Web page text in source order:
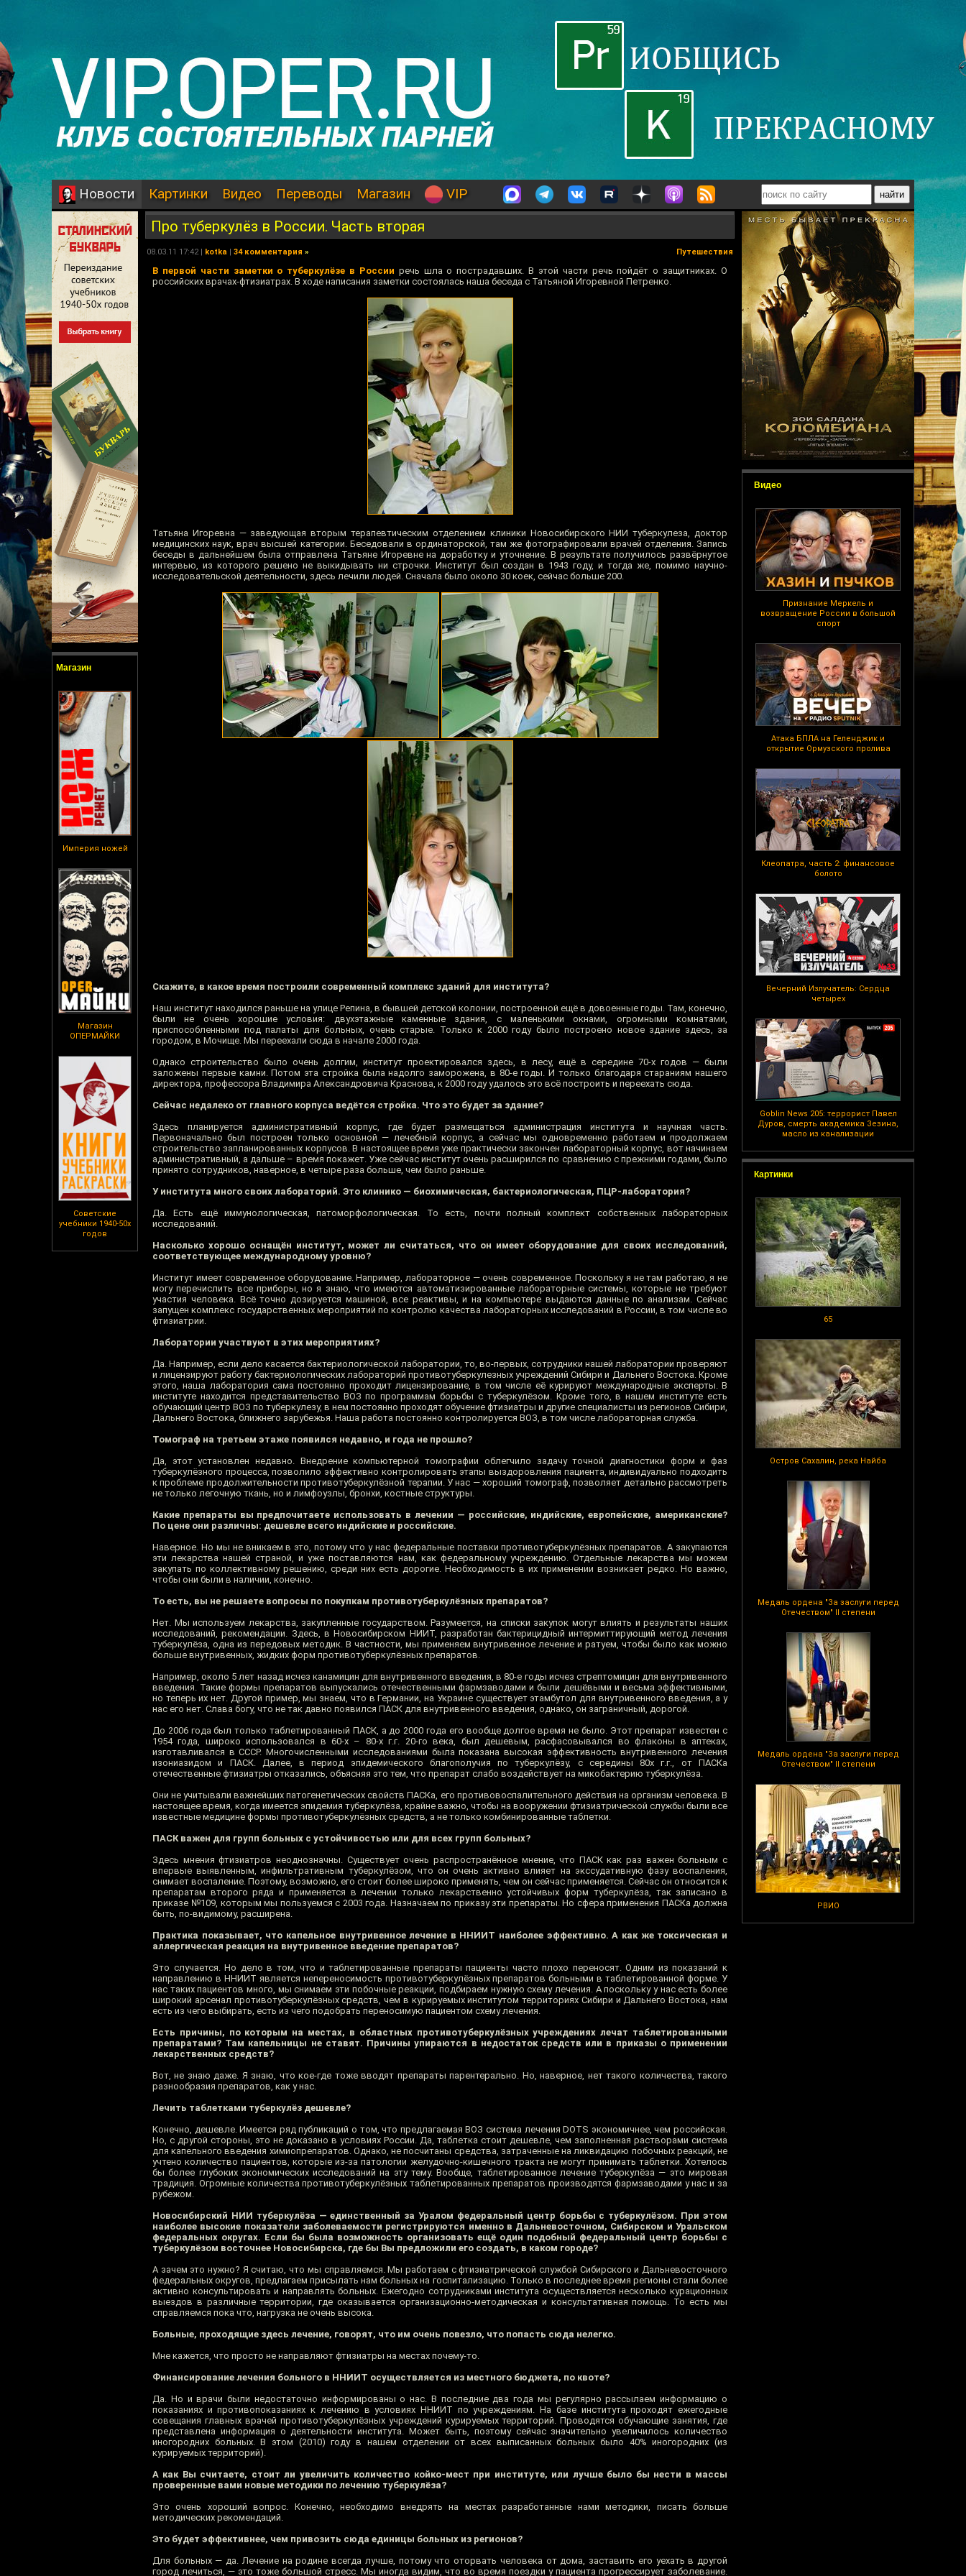
Новости Картинки Видео Переводы Магазин VIP
Магазин
Империя ножей
Магазин
ОПЕРМАЙКИ
Советские
учебники 1940-50х
годов
Видео
Признание Меркель и
возвращение России в большой
спорт
Атака БПЛА на Геленджик и
открытие Ормузского пролива
Клеопатра, часть 2: финансовое
болото
Вечерний Излучатель: Сердца
четырех
Goblin News 205: террорист Павел
Дуров, смерть академика Зезина,
масло из канализации
Картинки
65
Остров Сахалин, река Найба
Медаль ордена "За заслуги перед
Отечеством" II степени
Медаль ордена "За заслуги перед
Отечеством" II степени
РВИО
Про туберкулёз в России. Часть вторая
08.03.11 17:42 | kotka | 34 комментария » Путешествия
В первой части заметки о туберкулёзе в России речь шла о пострадавших. В этой части речь пойдёт о защитниках. О
российских врачах-фтизиатрах. В ходе написания заметки состоялась наша беседа с Татьяной Игоревной Петренко.
Татьяна Игоревна — заведующая вторым терапевтическим отделением клиники Новосибирского НИИ туберкулеза, доктор
медицинских наук, врач высшей категории. Беседовали в ординаторской, там же фотографировали врачей отделения. Запись
беседы в дальнейшем была отправлена Татьяне Игоревне на доработку и уточнение. В результате получилось развёрнутое
интервью, из которого решено не выкидывать ни строчки. Институт был создан в 1943 году, и тогда же, помимо научно-
исследовательской деятельности, здесь лечили людей. Сначала было около 30 коек, сейчас больше 200.
Скажите, в какое время построили современный комплекс зданий для института?
Наш институт находился раньше на улице Репина, в бывшей детской колонии, построенной ещё в довоенные годы. Там, конечно,
были не очень хорошие условия: двухэтажные каменные здания, с маленькими окнами, огромными комнатами,
приспособленными под палаты для больных, очень старые. Только к 2000 году было построено новое здание здесь, за
городом, в Мочище. Мы переехали сюда в начале 2000 года.
Однако строительство было очень долгим, институт проектировался здесь, в лесу, ещё в середине 70-х годов — были
заложены первые камни. Потом эта стройка была надолго заморожена, в 80-е годы. И только благодаря стараниям нашего
директора, профессора Владимира Александровича Краснова, к 2000 году удалось это всё построить и переехать сюда.
Сейчас недалеко от главного корпуса ведётся стройка. Что это будет за здание?
Здесь планируется административный корпус, где будет размещаться администрация института и научная часть.
Первоначально был построен только основной — лечебный корпус, а сейчас мы одновременно работаем и продолжаем
строительство запланированных корпусов. В настоящее время уже практически закончен лабораторный корпус, вот начинаем
административный, а дальше – время покажет. Уже сейчас институт очень расширился по сравнению с прежними годами, было
принято сотрудников, наверное, в четыре раза больше, чем было раньше.
У института много своих лабораторий. Это клинико — биохимическая, бактериологическая, ПЦР-лаборатория?
Да. Есть ещё иммунологическая, патоморфологическая. То есть, почти полный комплект собственных лабораторных
исследований.
Насколько хорошо оснащён институт, может ли считаться, что он имеет оборудование для своих исследований,
соответствующее международному уровню?
Институт имеет современное оборудование. Например, лабораторное — очень современное. Поскольку я не там работаю, я не
могу перечислить все приборы, но я знаю, что имеются автоматизированные лабораторные системы, которые не требуют
участия человека. Всё точно дозируется машиной, все реактивы, и на компьютере выдаются данные по анализам. Сейчас
запущен комплекс государственных мероприятий по контролю качества лабораторных исследований в России, в том числе во
фтизиатрии.
Лаборатории участвуют в этих мероприятиях?
Да. Например, если дело касается бактериологической лаборатории, то, во-первых, сотрудники нашей лаборатории проверяют
и лицензируют работу бактериологических лабораторий противотуберкулезных учреждений Сибири и Дальнего Востока. Кроме
этого, наша лаборатория сама постоянно проходит лицензирование, в том числе её курируют международные эксперты. В
институте находится представительство ВОЗ по программам борьбы с туберкулёзом. Кроме того, в нашем институте есть
обучающий центр ВОЗ по туберкулезу, в нем постоянно проходят обучение фтизиатры и другие специалисты из регионов Сибири,
Дальнего Востока, ближнего зарубежья. Наша работа постоянно контролируется ВОЗ, в том числе лабораторная служба.
Томограф на третьем этаже появился недавно, и года не прошло?
Да, этот установлен недавно. Внедрение компьютерной томографии облегчило задачу точной диагностики форм и фаз
туберкулёзного процесса, позволило эффективно контролировать этапы выздоровления пациента, индивидуально подходить
к проблеме продолжительности противотуберкулёзной терапии. У нас — хороший томограф, позволяет детально рассмотреть
не только легочную ткань, но и лимфоузлы, бронхи, костные структуры.
Какие препараты вы предпочитаете использовать в лечении — российские, индийские, европейские, американские?
По цене они различны: дешевле всего индийские и российские.
Наверное. Но мы не вникаем в это, потому что у нас федеральные поставки противотуберкулёзных препаратов. А закупаются
эти лекарства нашей страной, и уже поставляются нам, как федеральному учреждению. Отдельные лекарства мы можем
закупать по коллективному решению, среди них есть дорогие. Необходимость в их применении возникает редко. Но важно,
чтобы они были в наличии, конечно.
То есть, вы не решаете вопросы по покупкам противотуберкулёзных препаратов?
Нет. Мы используем лекарства, закупленные государством. Разумеется, на списки закупок могут влиять и результаты наших
исследований, рекомендации. Здесь, в Новосибирском НИИТ, разработан бактерицидный интермиттирующий метод лечения
туберкулёза, одна из передовых методик. В частности, мы применяем внутривенное лечение и ратуем, чтобы было как можно
больше внутривенных, жидких форм противотуберкулёзных препаратов.
Например, около 5 лет назад исчез канамицин для внутривенного введения, в 80-е годы исчез стрептомицин для внутривенного
введения. Такие формы препаратов выпускались отечественными фармзаводами и были дешёвыми и весьма эффективными,
но теперь их нет. Другой пример, мы знаем, что в Германии, на Украине существует этамбутол для внутривенного введения, а у
нас его нет. Слава богу, что не так давно появился ПАСК для внутривенного введения, однако, он заграничный, дорогой.
До 2006 года был только таблетированный ПАСК, а до 2000 года его вообще долгое время не было. Этот препарат известен с
1954 года, широко использовался в 60-х – 80-х г.г. 20-го века, был дешевым, расфасовывался во флаконы в аптеках,
изготавливался в СССР. Многочисленными исследованиями была показана высокая эффективность внутривенного лечения
изониазидом и ПАСК. Далее, в период эпидемического благополучия по туберкулёзу, с середины 80х г.г., от ПАСКа
отечественные фтизиатры отказались, объясняя это тем, что препарат слабо воздействует на микобактерию туберкулёза.
Они не учитывали важнейших патогенетических свойств ПАСКа, его противовоспалительного действия на организм человека. В
настоящее время, когда имеется эпидемия туберкулёза, крайне важно, чтобы на вооружении фтизиатрической службы были все
известные медицине формы противотуберкулёзных средств, а не только комбинированные таблетки.
ПАСК важен для групп больных с устойчивостью или для всех групп больных?
Здесь мнения фтизиатров неоднозначны. Существует очень распространённое мнение, что ПАСК как раз важен больным с
впервые выявленным, инфильтративным туберкулёзом, что он очень активно влияет на экссудативную фазу воспаления,
снимает воспаление. Поэтому, возможно, его стоит более широко применять, чем он сейчас применяется. Сейчас он относится к
препаратам второго ряда и применяется в лечении только лекарственно устойчивых форм туберкулёза, так записано в
приказе №109, которым мы пользуемся с 2003 года. Назначаем по приказу эти препараты. Но сфера применения ПАСКа должна
быть, по-видимому, расширена.
Практика показывает, что капельное внутривенное лечение в ННИИТ наиболее эффективно. А как же токсическая и
аллергическая реакция на внутривенное введение препаратов?
Это случается. Но дело в том, что и таблетированные препараты пациенты часто плохо переносят. Одним из показаний к
направлению в ННИИТ является непереносимость противотуберкулёзных препаратов больными в таблетированной форме. У
нас таких пациентов много, мы снимаем эти побочные реакции, подбираем нужную схему лечения. А поскольку у нас есть более
широкий арсенал противотуберкулёзных средств, чем в курируемых институтом территориях Сибири и Дальнего Востока, нам
есть из чего выбирать, есть из чего подобрать переносимую пациентом схему лечения.
Есть причины, по которым на местах, в областных противотуберкулёзных учреждениях лечат таблетированными
препаратами? Там капельницы не ставят. Причины упираются в недостаток средств или в приказы о применении
лекарственных средств?
Вот, не знаю даже. Я знаю, что кое-где тоже вводят препараты парентерально. Но, наверное, нет такого количества, такого
разнообразия препаратов, как у нас.
Лечить таблетками туберкулёз дешевле?
Конечно, дешевле. Имеется ряд публикаций о том, что предлагаемая ВОЗ система лечения DOTS экономичнее, чем российская.
Но, с другой стороны, это не доказано в условиях России. Да, таблетка стоит дешевле, чем заполненная растворами система
для капельного введения химиопрепаратов. Однако, не посчитаны средства, затраченные на ликвидацию побочных реакций, не
учтено количество пациентов, которые из-за патологии желудочно-кишечного тракта не могут принимать таблетки. Хотелось
бы более глубоких экономических исследований на эту тему. Вообще, таблетированное лечение туберкулёза — это мировая
традиция. Огромные количества противотуберкулёзных таблетированных препаратов производятся фармзаводами у нас и за
рубежом.
Новосибирский НИИ туберкулёза — единственный за Уралом федеральный центр борьбы с туберкулёзом. При этом
наиболее высокие показатели заболеваемости регистрируются именно в Дальневосточном, Сибирском и Уральском
федеральных округах. Если бы была возможность организовать ещё один подобный федеральный центр борьбы с
туберкулёзом восточнее Новосибирска, где бы Вы предложили его создать, в каком городе?
А зачем это нужно? Я считаю, что мы справляемся. Мы работаем с фтизиатрической службой Сибирского и Дальневосточного
федеральных округов, предлагаем присылать нам больных на госпитализацию. Только в последнее время регионы стали более
активно консультировать и направлять больных. Ежегодно сотрудниками института осуществляется несколько курационных
выездов в различные территории, где оказывается организационно-методическая и консультативная помощь. То есть мы
справляемся пока что, нагрузка не очень высока.
Больные, проходящие здесь лечение, говорят, что им очень повезло, что попасть сюда нелегко.
Мне кажется, что просто не направляют фтизиатры на местах почему-то.
Финансирование лечения больного в ННИИТ осуществляется из местного бюджета, по квоте?
Да. Но и врачи были недостаточно информированы о нас. В последние два года мы регулярно рассылаем информацию о
показаниях и противопоказаниях к лечению в условиях ННИИТ по учреждениям. На базе института проходят ежегодные
совещания главных врачей противотуберкулёзных учреждений курируемых территорий. Проводятся обучающие занятия, где
представлена информация о деятельности института. Может быть, поэтому сейчас значительно увеличилось количество
иногородних больных. В этом (2010) году в нашем отделении от всех выписанных больных было 40% иногородних (из
курируемых территорий).
А как Вы считаете, стоит ли увеличить количество койко-мест при институте, или лучше было бы нести в массы
проверенные вами новые методики по лечению туберкулёза?
Это очень хороший вопрос. Конечно, необходимо внедрять на местах разработанные нами методики, писать больше
методических рекомендаций.
Это будет эффективнее, чем привозить сюда единицы больных из регионов?
Для больных — да. Лечение на родине всегда лучше, потому что оторвать человека от дома, заставить его уехать в другой
город лечиться, — это тоже большой стресс. Мы иногда видим, что во время поездки у пациента прогрессирует заболевание.